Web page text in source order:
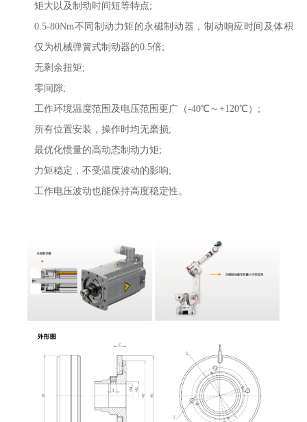
矩大以及制动时间短等特点;
0.5-80Nm不同制动力矩的永磁制动器，制动响应时间及体积
仅为机械弹簧式制动器的0.5倍;
无剩余扭矩;
零间隙;
工作环境温度范围及电压范围更广（-40℃～+120℃）;
所有位置安装，操作时均无磨损;
最优化惯量的高动态制动力矩;
力矩稳定，不受温度波动的影响;
工作电压波动也能保持高度稳定性。